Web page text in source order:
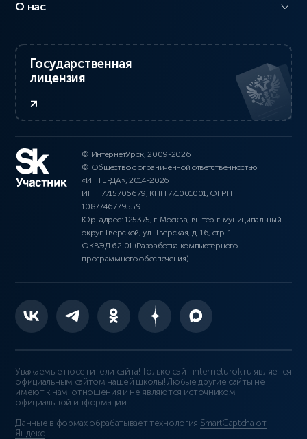
О нас
Государственная
лицензия
© ИнтернетУрок, 2009-2026
© Общество с ограниченной ответственностью
«ИНТЕРДА», 2014-2026
ИНН 7715706679, КПП 771001001, ОГРН
1087746779559
Юр. адрес: 125375, г. Москва, вн.тер.г. муниципальный
округ Тверской, ул. Тверская, д. 16, стр. 1
ОКВЭД 62.01 (Разработка компьютерного
программного обеспечения)
Уважаемые посетители сайта! Только сайт interneturok.ru является
официальным сайтом нашей школы! Любые другие сайты не
имеют к нам отношения и не являются источником
официальной информации.
Данные в формах обрабатывает технология SmartCaptcha от
Яндекс